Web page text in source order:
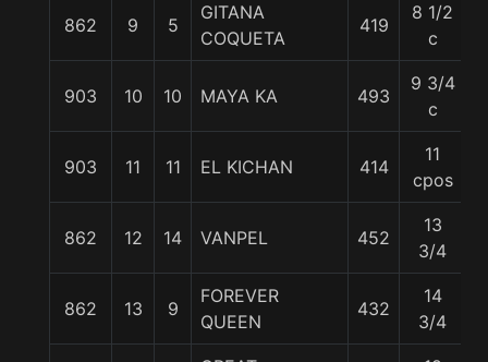
862 9 5
GITANA
COQUETA
419
8 1/2
c
903 10 10 MAYA KA 493
9 3/4
c
903 11 11 EL KICHAN 414
11
cpos
862 12 14 VANPEL 452
13
3/4
862 13 9
FOREVER
QUEEN
432
14
3/4